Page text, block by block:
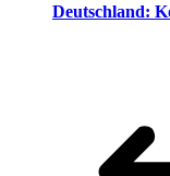
Deutschland: